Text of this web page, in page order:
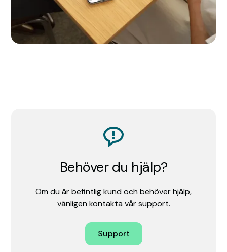
Behöver du hjälp?
Om du är befintlig kund och behöver hjälp,
vänligen kontakta vår support.
Support